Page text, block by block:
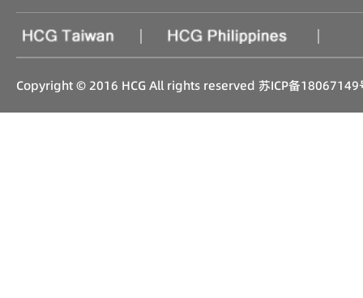
| |
Copyright © 2016 HCG All rights reserved 苏ICP备